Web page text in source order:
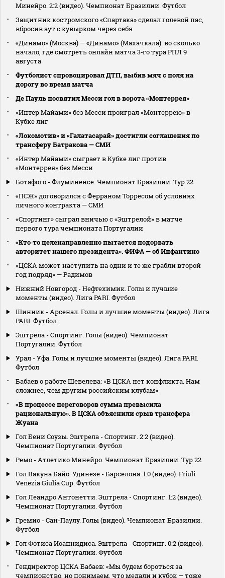
Минейро. 2:2 (видео). Чемпионат Бразилии. Футбол
Защитник костромского «Спартака» сделал голевой пас,
вбросив аут с кувырком через себя
«Динамо» (Москва) — «Динамо» (Махачкала): во сколько
начало, где смотреть онлайн матча 3‑го тура РПЛ 9
августа
Футболист спровоцировал ДТП, выбив мяч с поля на
дорогу во время матча
Де Пауль посвятил Месси гол в ворота «Монтеррея»
«Интер Майами» без Месси проиграл «Монтеррею» в
Кубке лиг
«Локомотив» и «Галатасарай» достигли соглашения по
трансферу Батракова — СМИ
«Интер Майами» сыграет в Кубке лиг против
«Монтеррея» без Месси
Ботафого - Флуминенсе. Чемпионат Бразилии. Тур 22
«ПСЖ» договорился с Ферраном Торресом об условиях
личного контракта — СМИ
«Спортинг» сыграл вничью с «Эштрелой» в матче
первого тура чемпионата Португалии
«Кто‑то целенаправленно пытается подорвать
авторитет нашего президента». ФИФА — об Инфантино
«ЦСКА может наступить на одни и те же грабли второй
год подряд» — Радимов
Нижний Новгород - Нефтехимик. Голы и лучшие
моменты (видео). Лига PARI. Футбол
Шинник - Арсенал. Голы и лучшие моменты (видео). Лига
PARI. Футбол
Эштрела - Спортинг. Голы (видео). Чемпионат
Португалии. Футбол
Урал - Уфа. Голы и лучшие моменты (видео). Лига PARI.
Футбол
Бабаев о работе Шевелева: «В ЦСКА нет конфликта. Нам
сложнее, чем другим российским клубам»
«В процессе переговоров сумма превысила
рациональную». В ЦСКА объяснили срыв трансфера
Жуана
Гол Бени Соузы. Эштрела - Спортинг. 2:2 (видео).
Чемпионат Португалии. Футбол
Ремо - Атлетико Минейро. Чемпионат Бразилии. Тур 22
Гол Вакуна Байо. Удинезе - Барселона. 1:0 (видео). Friuli
Venezia Giulia Cup. Футбол
Гол Леандро Антонетти. Эштрела - Спортинг. 1:2 (видео).
Чемпионат Португалии. Футбол
Гремио - Сан-Паулу. Голы (видео). Чемпионат Бразилии.
Футбол
Гол Фотиса Иоаннидиса. Эштрела - Спортинг. 0:2 (видео).
Чемпионат Португалии. Футбол
Гендиректор ЦСКА Бабаев: «Мы будем бороться за
чемпионство, но понимаем, что медали и кубок — тоже